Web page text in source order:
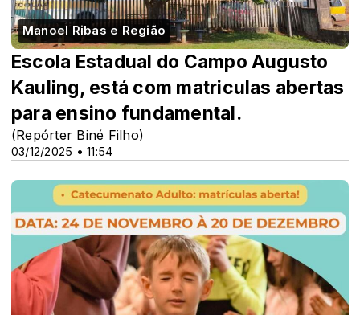
Manoel Ribas e Região
03/12/2025 • 11:54
Escola Estadual do Campo Augusto
Kauling, está com matriculas abertas
para ensino fundamental.
(Repórter Biné Filho)